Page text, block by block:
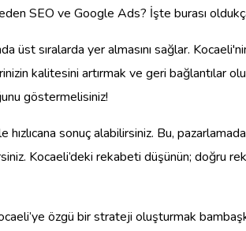
SEO ve Google Ads? İşte burası
üst sıralarda yer almasını sağlar.
kalitesini artırmak ve geri bağlantılar
göstermelisiniz!
hızlıcana sonuç alabilirsiniz. Bu,
Kocaeli’deki rekabeti düşünün; doğru
özgü bir strateji oluşturmak